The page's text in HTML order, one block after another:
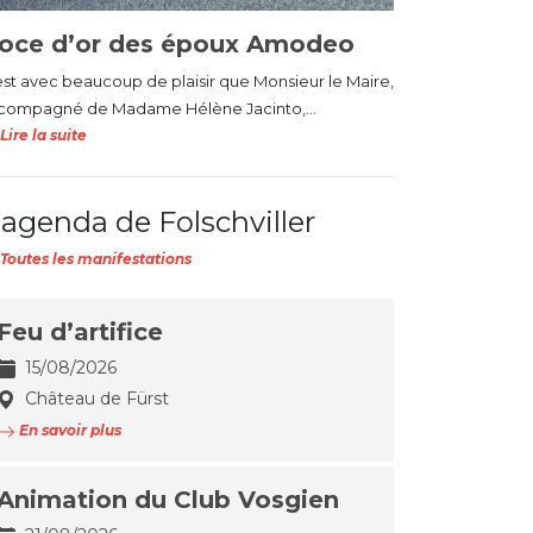
d’or des époux Amodeo
avec beaucoup de plaisir que Monsieur le Maire,
de Madame Hélène Jacinto,...
Lire la suite
de Folschviller
Toutes les manifestations
Feu d’artifice
15/08/2026
Château de Fürst
En savoir plus
du Club Vosgien